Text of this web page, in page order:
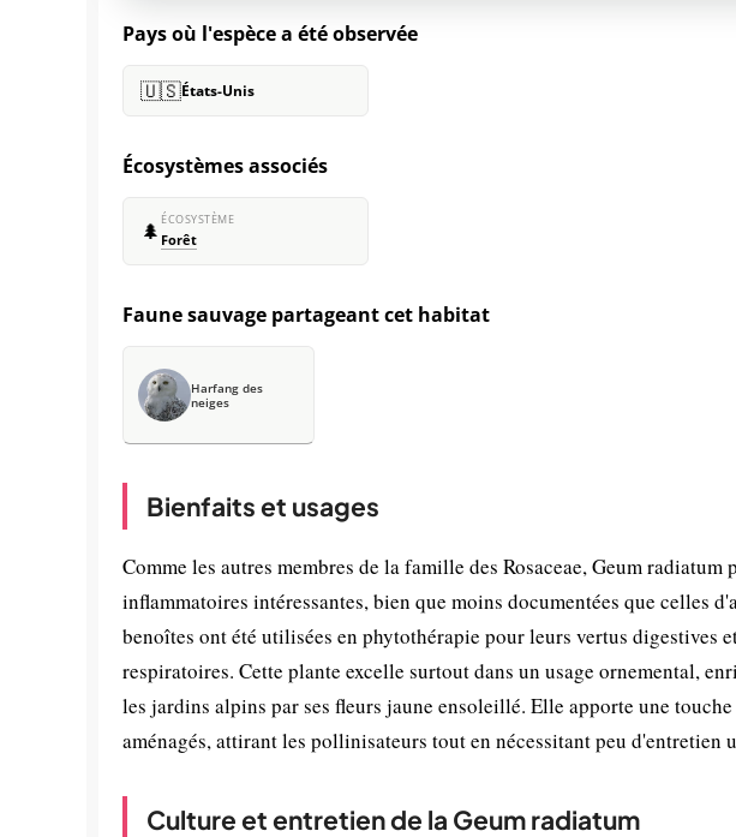
Pays où l'espèce a été observée
🇺🇸États-Unis
Écosystèmes associés
🌲 ÉCOSYSTÈME
Forêt
Faune sauvage partageant cet habitat
Harfang des
neiges
Bienfaits et usages
Comme les autres membres de la famille des Rosaceae, Geum
inflammatoires intéressantes, bien que moins documentées que celles
benoîtes ont été utilisées en phytothérapie pour leurs vertus digestives
respiratoires. Cette plante excelle surtout dans un usage ornemental,
les jardins alpins par ses fleurs jaune ensoleillé. Elle apporte une
aménagés, attirant les pollinisateurs tout en nécessitant peu d'entretien
Culture et entretien de la Geum radiatum